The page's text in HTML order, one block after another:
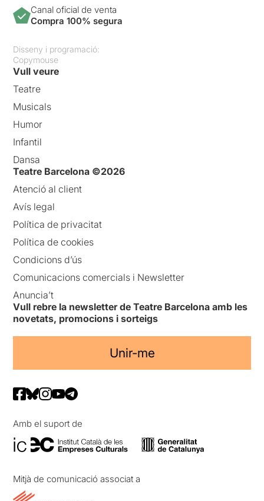
Canal oficial de venta
Compra 100% segura
Disseny i programació:
Copymouse
Vull veure
Teatre
Musicals
Humor
Infantil
Dansa
Teatre Barcelona ©2026
Atenció al client
Avís legal
Política de privacitat
Política de cookies
Condicions d’ús
Comunicacions comercials i Newsletter
Anuncia’t
Vull rebre la newsletter de Teatre Barcelona amb les
novetats, promocions i sorteigs
Unir-me
Amb el suport de
Mitjà de comunicació associat a